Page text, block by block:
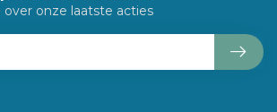
onze laatste acties